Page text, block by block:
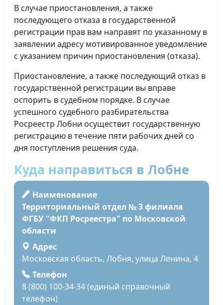
В случае приостановления, а также
последующего отказа в государственной
регистрации прав вам направят по указанному в
заявлении адресу мотивированное уведомление
с указанием причин приостановления (отказа).
Приостановление, а также последующий отказ в
государственной регистрации вы вправе
оспорить в судебном порядке. В случае
успешного судебного разбирательства
Росреестр Лобни осуществит государственную
регистрацию в течение пяти рабочих дней со
дня поступления решения суда.
Куда направиться в Лобне
Наименование
Территориальный отдел № 3 филиала
ФГБУ "ФКП Росреестра" по Московской
области
Адрес
Московская область, Лобня, улица Ленина, 4
Телефон
8 (800) 100-34-34 (единый справочный
телефон)